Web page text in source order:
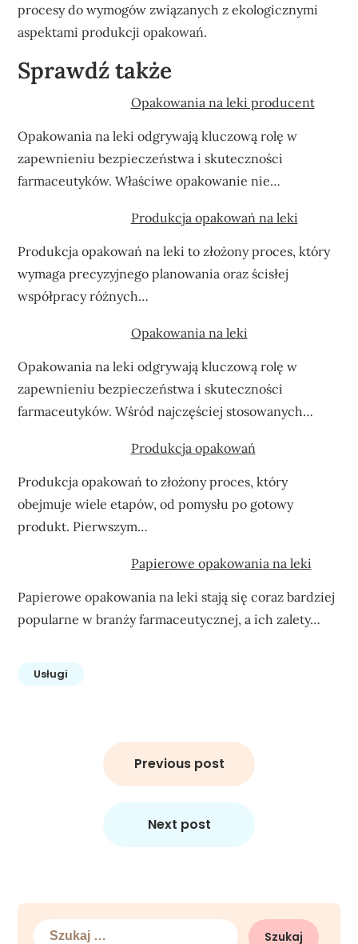
procesy do wymogów związanych z ekologicznymi
aspektami produkcji opakowań.
Sprawdź także
Opakowania na leki producent
Opakowania na leki odgrywają kluczową rolę w
zapewnieniu bezpieczeństwa i skuteczności
farmaceutyków. Właściwe opakowanie nie…
Produkcja opakowań na leki
Produkcja opakowań na leki to złożony proces, który
wymaga precyzyjnego planowania oraz ścisłej
współpracy różnych…
Opakowania na leki
Opakowania na leki odgrywają kluczową rolę w
zapewnieniu bezpieczeństwa i skuteczności
farmaceutyków. Wśród najczęściej stosowanych…
Produkcja opakowań
Produkcja opakowań to złożony proces, który
obejmuje wiele etapów, od pomysłu po gotowy
produkt. Pierwszym…
Papierowe opakowania na leki
Papierowe opakowania na leki stają się coraz bardziej
popularne w branży farmaceutycznej, a ich zalety…
Usługi
Previous post
Next post
Szukaj: